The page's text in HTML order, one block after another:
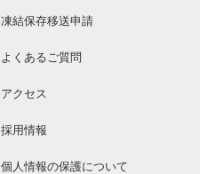
凍結保存移送申請
よくあるご質問
アクセス
採用情報
個人情報の保護について